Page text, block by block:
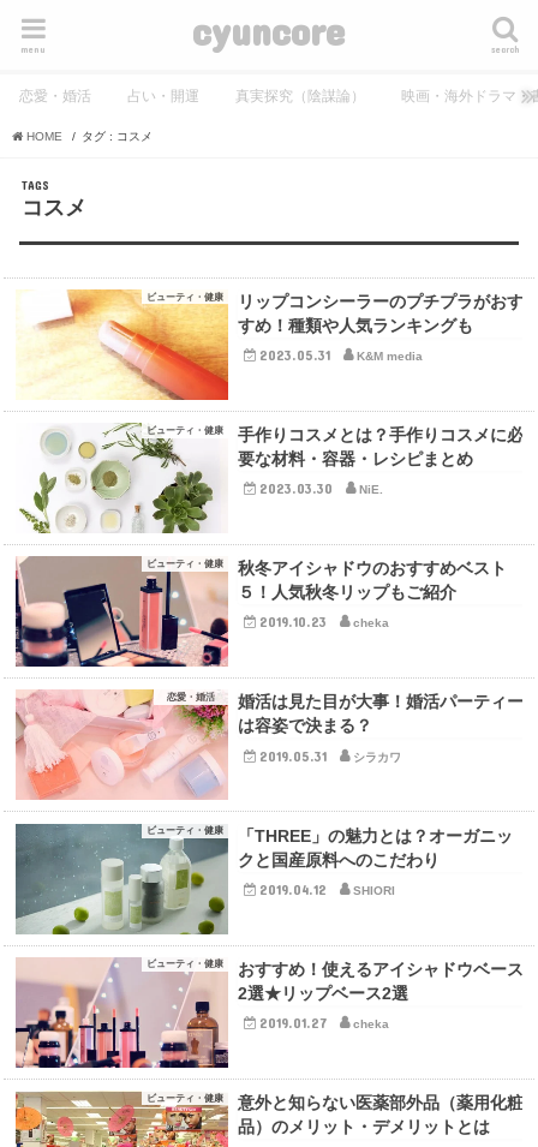
cyuncore search
menu
恋愛・婚活 占い・開運 真実探究（陰謀論） 映画・海外ドラマ・
HOME タグ : コスメ
コスメ
ビューティ・健康
リップコンシーラーのプチプラがおす
すめ！種類や人気ランキングも
2023.05.31 K&M media
ビューティ・健康
手作りコスメとは？手作りコスメに必
要な材料・容器・レシピまとめ
2023.03.30 NiE.
ビューティ・健康
秋冬アイシャドウのおすすめベスト
５！人気秋冬リップもご紹介
2019.10.23 cheka
恋愛・婚活
婚活は見た目が大事！婚活パーティー
は容姿で決まる？
2019.05.31 シラカワ
ビューティ・健康
「THREE」の魅力とは？オーガニッ
クと国産原料へのこだわり
2019.04.12 SHIORI
ビューティ・健康
おすすめ！使えるアイシャドウベース
2選★リップベース2選
2019.01.27 cheka
ビューティ・健康
意外と知らない医薬部外品（薬用化粧
品）のメリット・デメリットとは